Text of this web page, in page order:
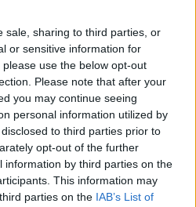
sale, sharing to third parties, or
or sensitive information for
use the below opt-out
Please note that after your
you may continue seeing
personal information utilized by
to third parties prior to
opt-out of the further
information by third parties on the
This information may
parties on the IAB’s List of
και το 18%
Ένα 5% δηλώνει ότι δεν
και η αποτίμηση των
κυβέρνησης. Το 59%
δεν βοηθούν «καθόλου»,
«αρκετά» και μόλις το 2%